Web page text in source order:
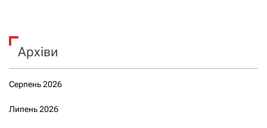
Архіви
Серпень 2026
Липень 2026